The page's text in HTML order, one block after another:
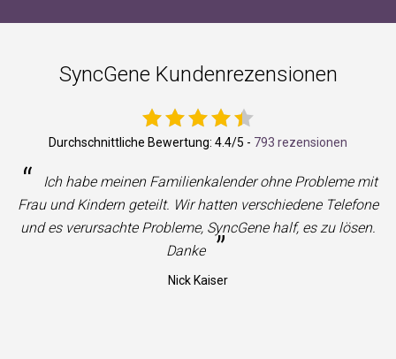
SyncGene Kundenrezensionen
Durchschnittliche Bewertung: 4.4/5 - 793 rezensionen
“
Ich habe meinen Familienkalender ohne Probleme mit
Frau und Kindern geteilt. Wir hatten verschiedene Telefone
und es verursachte Probleme, SyncGene half, es zu lösen.
Danke
”
Nick Kaiser